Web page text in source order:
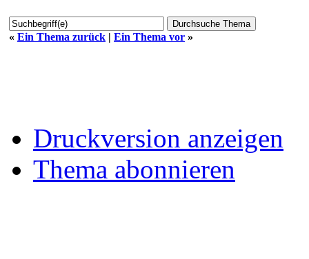
« Ein Thema zurück | Ein Thema vor »
Druckversion anzeigen
Thema abonnieren